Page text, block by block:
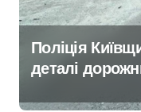
Поліція
деталі